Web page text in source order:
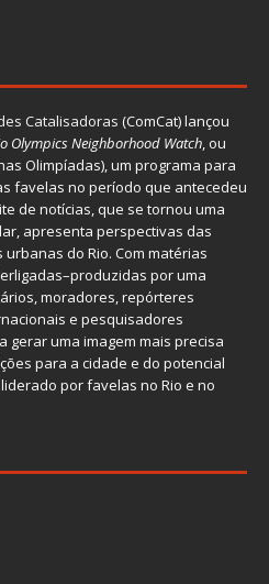
Catalisadoras (ComCat) lançou
o Olympics Neighborhood Watch, ou
Olimpíadas), um programa para
favelas no período que antecedeu
de notícias, que se tornou uma
apresenta perspectivas das
do Rio. Com matérias
por uma
moradores, repórteres
e pesquisadores
gerar uma imagem mais precisa
para a cidade e do potencial
por favelas no Rio e no